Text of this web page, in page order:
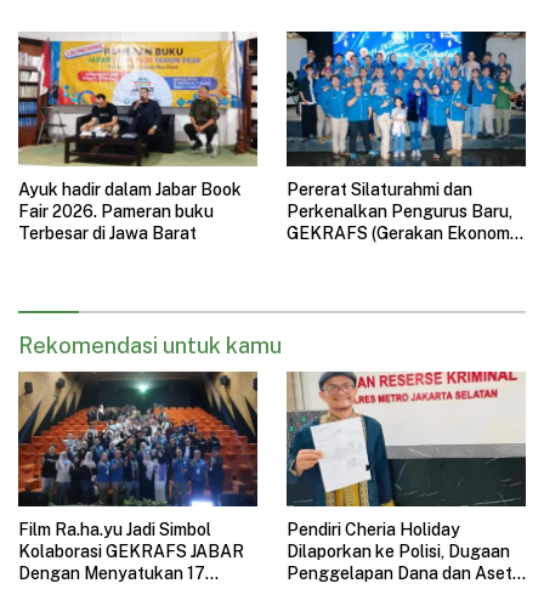
Ayuk hadir dalam Jabar Book
Fair 2026. Pameran buku
Terbesar di Jawa Barat
Pererat Silaturahmi dan
Perkenalkan Pengurus Baru,
GEKRAFS (Gerakan Ekonomi
Rekomendasi untuk kamu
Film Ra.ha.yu Jadi Simbol
Kolaborasi GEKRAFS JABAR
Dengan Menyatukan 17
Pendiri Cheria Holiday
Dilaporkan ke Polisi, Dugaan
Penggelapan Dana dan Aset